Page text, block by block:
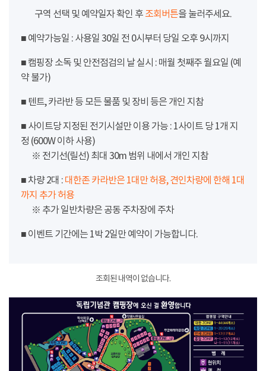
구역 선택 및 예약일자 확인 후 조회버튼을 눌러주세요.
■ 예약가능일 : 사용일 30일 전 0시부터 당일 오후 9시까지
■ 캠핑장 소독 및 안전점검의 날 실시 : 매월 첫째주 월요일 (예
약 불가)
■ 텐트, 카라반 등 모든 물품 및 장비 등은 개인 지참
■ 사이트당 지정된 전기시설만 이용 가능 : 1사이트 당 1개 지
정 (600W 이하 사용)
※ 전기선(릴선) 최대 30m 범위 내에서 개인 지참
■ 차량 2대 : 대한존 카라반은 1대만 허용, 견인차량에 한해 1대
까지 추가 허용
※ 추가 일반차량은 공동 주차장에 주차
■ 이벤트 기간에는 1박 2일만 예약이 가능합니다.
조회된 내역이 없습니다.